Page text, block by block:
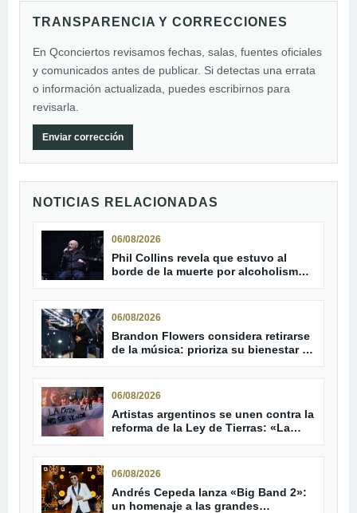
TRANSPARENCIA Y CORRECCIONES
En Qconciertos revisamos fechas, salas, fuentes oficiales
y comunicados antes de publicar. Si detectas una errata
o información actualizada, puedes escribirnos para
revisarla.
Enviar corrección
NOTICIAS RELACIONADAS
06/08/2026
Phil Collins revela que estuvo al
borde de la muerte por alcoholismo
06/08/2026
Brandon Flowers considera retirarse
de la música: prioriza su bienestar y
06/08/2026
Artistas argentinos se unen contra la
reforma de la Ley de Tierras: «La
06/08/2026
Andrés Cepeda lanza «Big Band 2»:
un homenaje a las grandes